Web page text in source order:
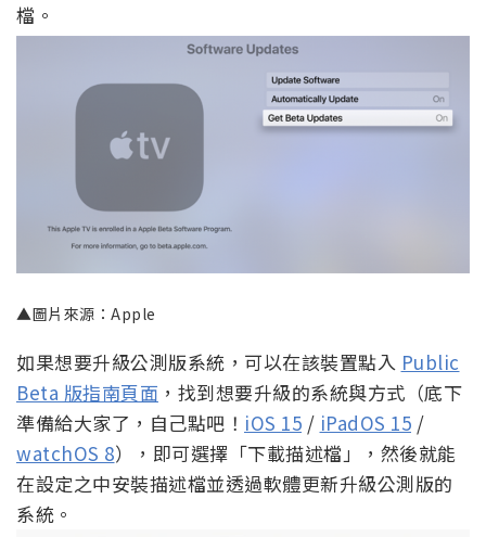
檔。
▲圖片來源：Apple
如果想要升級公測版系統，可以在該裝置點入 Public
Beta 版指南頁面 ，找到想要升級的系統與方式（底下
準備給大家了，自己點吧！ iOS 15 / iPadOS 15 /
watchOS 8），即可選擇「下載描述檔」，然後就能
在設定之中安裝描述檔並透過軟體更新升級公測版的
系統。